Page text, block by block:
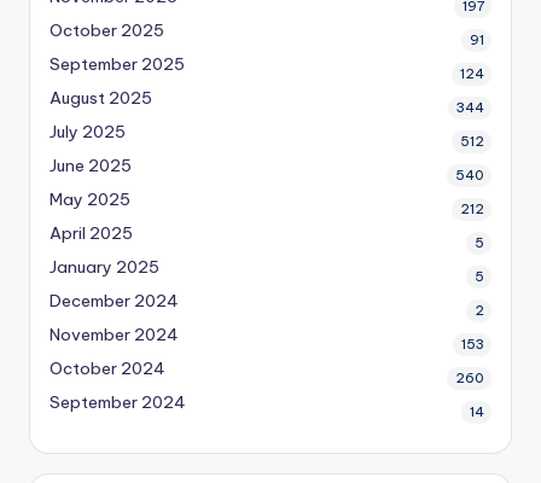
197
October 2025 91
September 2025 124
August 2025 344
July 2025 512
June 2025 540
May 2025 212
April 2025 5
January 2025 5
December 2024 2
November 2024 153
October 2024 260
September 2024 14